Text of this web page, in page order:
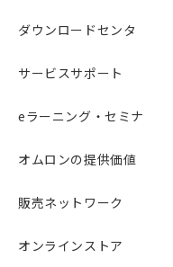
ダウンロードセンタ
サービスサポート
eラーニング・セミナ
オムロンの提供価値
販売ネットワーク
オンラインストア